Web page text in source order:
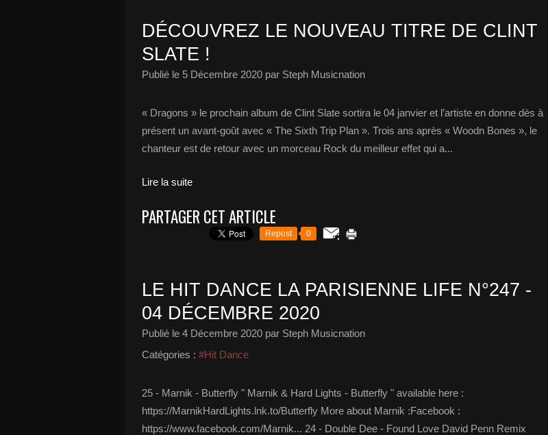
DÉCOUVREZ LE NOUVEAU TITRE DE CLINT
SLATE !
Publié le 5 Décembre 2020 par Steph Musicnation
« Dragons » le prochain album de Clint Slate sortira le 04 janvier et l’artiste en donne dès à
présent un avant-goût avec « The Sixth Trip Plan ». Trois ans après « Woodn Bones », le
chanteur est de retour avec un morceau Rock du meilleur effet qui a...
Lire la suite
PARTAGER CET ARTICLE
Repost 0
LE HIT DANCE LA PARISIENNE LIFE N°247 -
04 DÉCEMBRE 2020
Publié le 4 Décembre 2020 par Steph Musicnation
Catégories : #Hit Dance
25 - Marnik - Butterfly " Marnik & Hard Lights - Butterfly " available here :
https://MarnikHardLights.lnk.to/Butterfly More about Marnik :Facebook :
https://www.facebook.com/Marnik... 24 - Double Dee - Found Love David Penn Remix